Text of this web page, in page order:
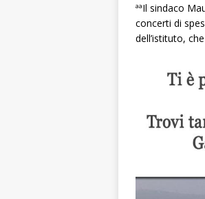
ªªIl sindaco
concerti di
dell’istituto,